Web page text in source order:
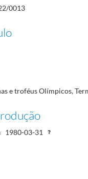
e Secretarias de Estado
boxe, ciclismo, equestre,
0013
e troféus Olímpicos,
1980-03-31